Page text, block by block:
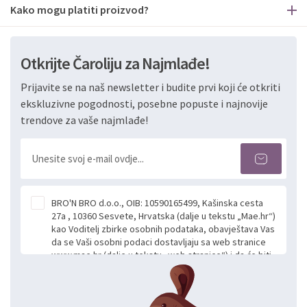
Kako mogu platiti proizvod?
Otkrijte Čaroliju za Najmlađe!
Prijavite se na naš newsletter i budite prvi koji će otkriti
ekskluzivne pogodnosti, posebne popuste i najnovije
trendove za vaše najmlađe!
BRO'N BRO d.o.o., OIB: 10590165499, Kašinska cesta
27a , 10360 Sesvete, Hrvatska (dalje u tekstu „Mae.hr“)
kao Voditelj zbirke osobnih podataka, obavještava Vas
da se Vaši osobni podaci dostavljaju sa web stranice
www.mae.hr (dalje u tekstu „web stranice“) i da će biti
obrađeni. Prihvaćanjem ove Izjave smatra se da
slobodno i izričito dajete privolu za prikupljanje i daljnju
obradu Vaših osobnih podataka koje ustupate Mae.hr